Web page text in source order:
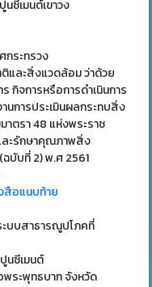
นซีเมนต์เขาวง
กระทรวง
และสิ่งแวดล้อม ว่าด้วย
กิจการหรือการดำเนินการ
นการประเมินผลกระทบสิ่ง
ตรา 48 แห่งพระราช
ะรักษาคุณภาพสิ่ง
บับที่ 2) พ.ศ 2561
สือแนบท้าย
บบสาธารณูปโภคที่
นซีเมนต์
พระพุทธบาท จังหวัด